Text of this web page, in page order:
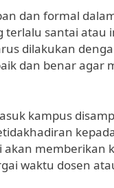
dan formal
terlalu santai
dilakukan
dan benar agar
kampus
memberikan
waktu dosen